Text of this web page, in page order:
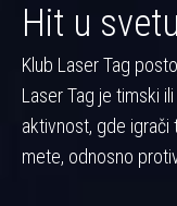
Hit u
Klub Laser Tag
Laser Tag je timski
aktivnost, gde igrači
mete, odnosno